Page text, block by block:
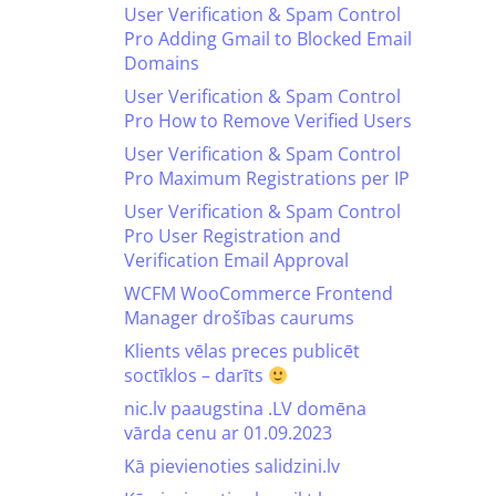
User Verification & Spam Control
Pro Adding Gmail to Blocked Email
Domains
User Verification & Spam Control
Pro How to Remove Verified Users
User Verification & Spam Control
Pro Maximum Registrations per IP
User Verification & Spam Control
Pro User Registration and
Verification Email Approval
WCFM WooCommerce Frontend
Manager drošības caurums
Klients vēlas preces publicēt
soctīklos – darīts
nic.lv paaugstina .LV domēna
vārda cenu ar 01.09.2023
Kā pievienoties salidzini.lv